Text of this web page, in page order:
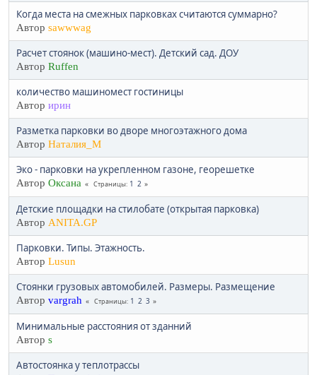
Когда места на смежных парковках считаются суммарно?
Автор sawwwag
Расчет стоянок (машино-мест). Детский сад. ДОУ
Автор Ruffen
количество машиномест гостиницы
Автор ирин
Разметка парковки во дворе многоэтажного дома
Автор Наталия_М
Эко - парковки на укрепленном газоне, георешетке
Автор Оксана Страницы 1 2
Детские площадки на стилобате (открытая парковка)
Автор АNITA.GP
Парковки. Типы. Этажность.
Автор Lusun
Стоянки грузовых автомобилей. Размеры. Размещение
Автор vargrah Страницы 1 2 3
Минимальные расстояния от зданний
Автор s
Автостоянка у теплотрассы